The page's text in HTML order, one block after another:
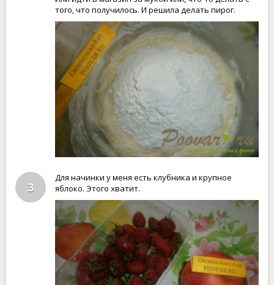
того, что получилось. И решила делать пирог.
3
Для начинки у меня есть клубника и крупное
яблоко. Этого хватит.